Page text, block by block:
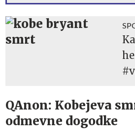
QAnon: Kobejeva
odmevne dogodke